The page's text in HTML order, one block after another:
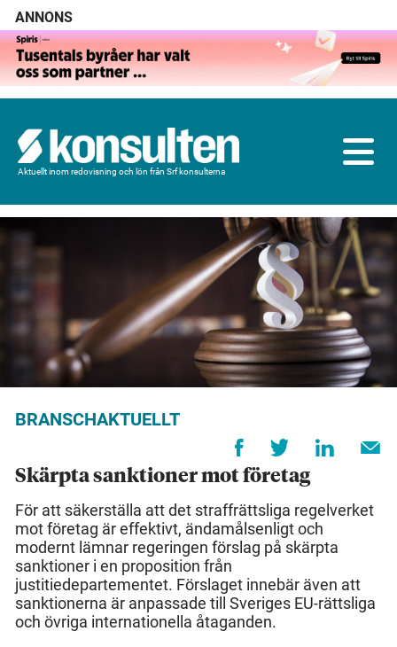
ANNONS
Aktuellt inom redovisning och lön från Srf konsulterna
BRANSCHAKTUELLT
Skärpta sanktioner mot företag
För att säkerställa att det straffrättsliga regelverket
mot företag är effektivt, ändamålsenligt och
modernt lämnar regeringen förslag på skärpta
sanktioner i en proposition från
justitiedepartementet. Förslaget innebär även att
sanktionerna är anpassade till Sveriges EU-rättsliga
och övriga internationella åtaganden.